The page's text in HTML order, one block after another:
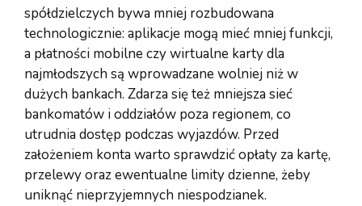
spółdzielczych bywa mniej rozbudowana
technologicznie: aplikacje mogą mieć mniej funkcji,
a płatności mobilne czy wirtualne karty dla
najmłodszych są wprowadzane wolniej niż w
dużych bankach. Zdarza się też mniejsza sieć
bankomatów i oddziałów poza regionem, co
utrudnia dostęp podczas wyjazdów. Przed
założeniem konta warto sprawdzić opłaty za kartę,
przelewy oraz ewentualne limity dzienne, żeby
uniknąć nieprzyjemnych niespodzianek.